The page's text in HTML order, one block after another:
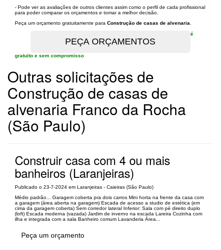
- Pode ver as avaliações de outros clientes assim como o perfil de cada profissional
para poder comparar os orçamentos e tomar a melhor decisão.
Peça um orçamento gratuitamente para Construção de casas de alvenaria
é
gratuito e sem compromisso
Outras solicitações de
Construção de casas de
alvenaria Franco da Rocha
(São Paulo)
Construir casa com 4 ou mais
banheiros (Laranjeiras)
Publicado o 23-7-2024 em Laranjeiras - Caieiras (São Paulo)
Médio padrão... Garagem coberta pra dois carros Mini horta na frente da casa com
a garagem (área aberta na garagem) Escada de acesso a studio de estética (em
cima da garagem coberta) Sem corredor lateral Inferior: Sala com pé direito duplo
(loft) Escada moderna (vazada) Jardim de inverno na escada Lareira Cozinha com
ilha e integrada com a sala Banheiro comum Lavanderia Área...
Peça um orçamento